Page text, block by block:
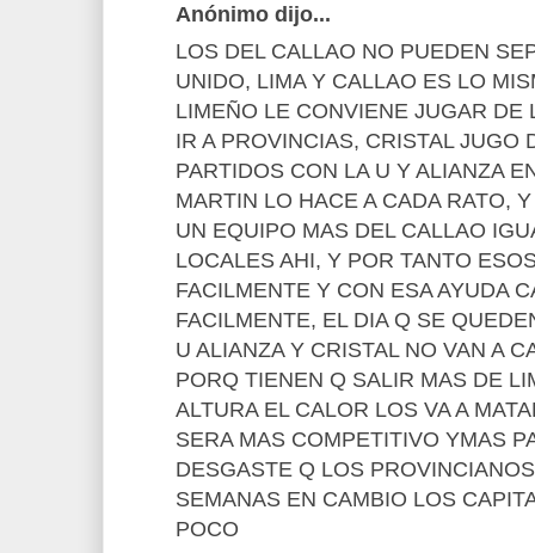
Anónimo dijo...
LOS DEL CALLAO NO PUEDEN
UNIDO, LIMA Y CALLAO ES LO
LIMEÑO LE CONVIENE JUGAR DE
IR A PROVINCIAS, CRISTAL JUGO
PARTIDOS CON LA U Y ALIANZA
MARTIN LO HACE A CADA RATO,
UN EQUIPO MAS DEL CALLAO
LOCALES AHI, Y POR TANTO
FACILMENTE Y CON ESA AYUDA
FACILMENTE, EL DIA Q SE
U ALIANZA Y CRISTAL NO VAN A
PORQ TIENEN Q SALIR MAS DE
ALTURA EL CALOR LOS VA A
SERA MAS COMPETITIVO YMAS
DESGASTE Q LOS
SEMANAS EN CAMBIO LOS
POCO